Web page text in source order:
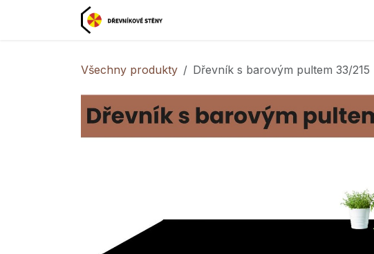
Všechny produkty Dřevník s barovým pultem 33/215